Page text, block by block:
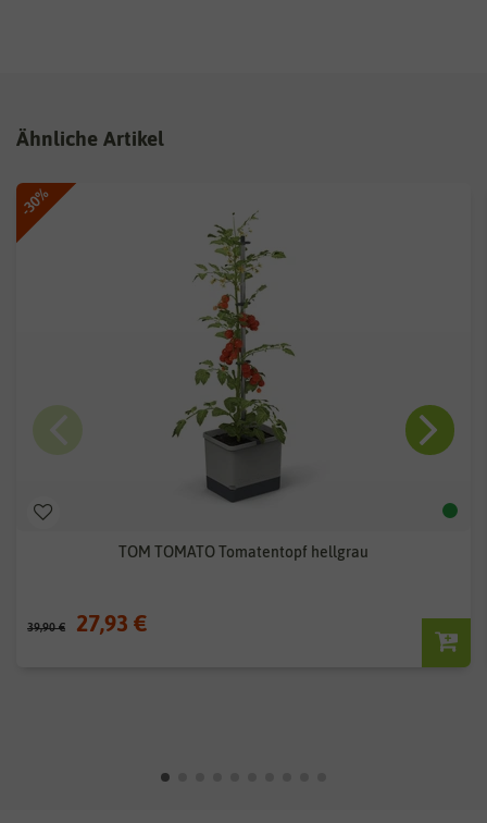
Ähnliche Artikel
-30%
TOM TOMATO Tomatentopf hellgrau
39,90 € 27,93 €